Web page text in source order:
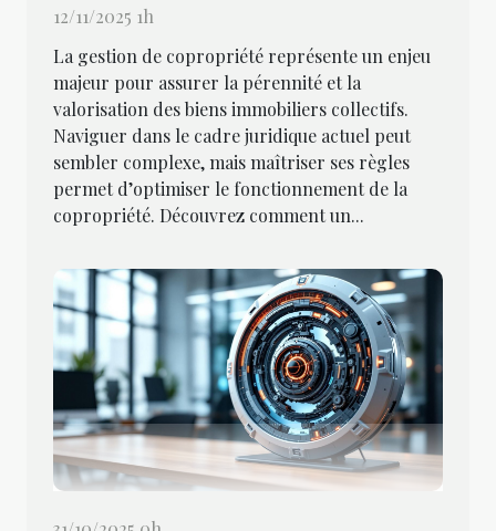
12/11/2025 1h
La gestion de copropriété représente un enjeu
majeur pour assurer la pérennité et la
valorisation des biens immobiliers collectifs.
Naviguer dans le cadre juridique actuel peut
sembler complexe, mais maîtriser ses règles
permet d’optimiser le fonctionnement de la
copropriété. Découvrez comment un...